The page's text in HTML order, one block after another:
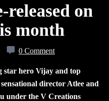
released on
month
0 Comment
star hero Vijay and top
director Atlee and
under the V Creations